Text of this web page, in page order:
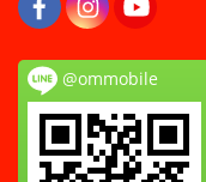
@ommobile